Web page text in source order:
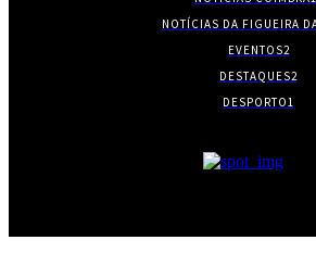
NOTÍCIAS DA FIGUEIRA
EVENTOS2
DESTAQUES2
DESPORTO1